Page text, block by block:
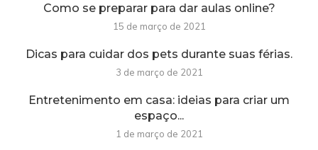
Como se preparar para dar aulas online?
15 de março de 2021
Dicas para cuidar dos pets durante suas férias.
3 de março de 2021
Entretenimento em casa: ideias para criar um
espaço...
1 de março de 2021